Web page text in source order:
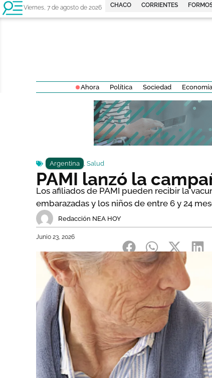
Viernes, 7 de agosto de 2026 CHACO CORRIENTES
Ahora Política Sociedad Economía
Argentina , Salud
PAMI lanzó la
Los afiliados de PAMI pueden recibir la
embarazadas y los niños de entre 6 y 24
Redacción NEA HOY
Junio 23, 2026